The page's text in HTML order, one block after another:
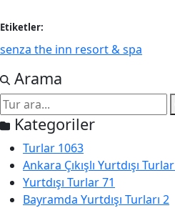
Etiketler:
senza the inn resort & spa
Arama
Kategoriler
Turlar 1063
Ankara Çıkışlı Yurtdışı Turlar
Yurtdışı Turlar71
Bayramda Yurtdışı Turları 2